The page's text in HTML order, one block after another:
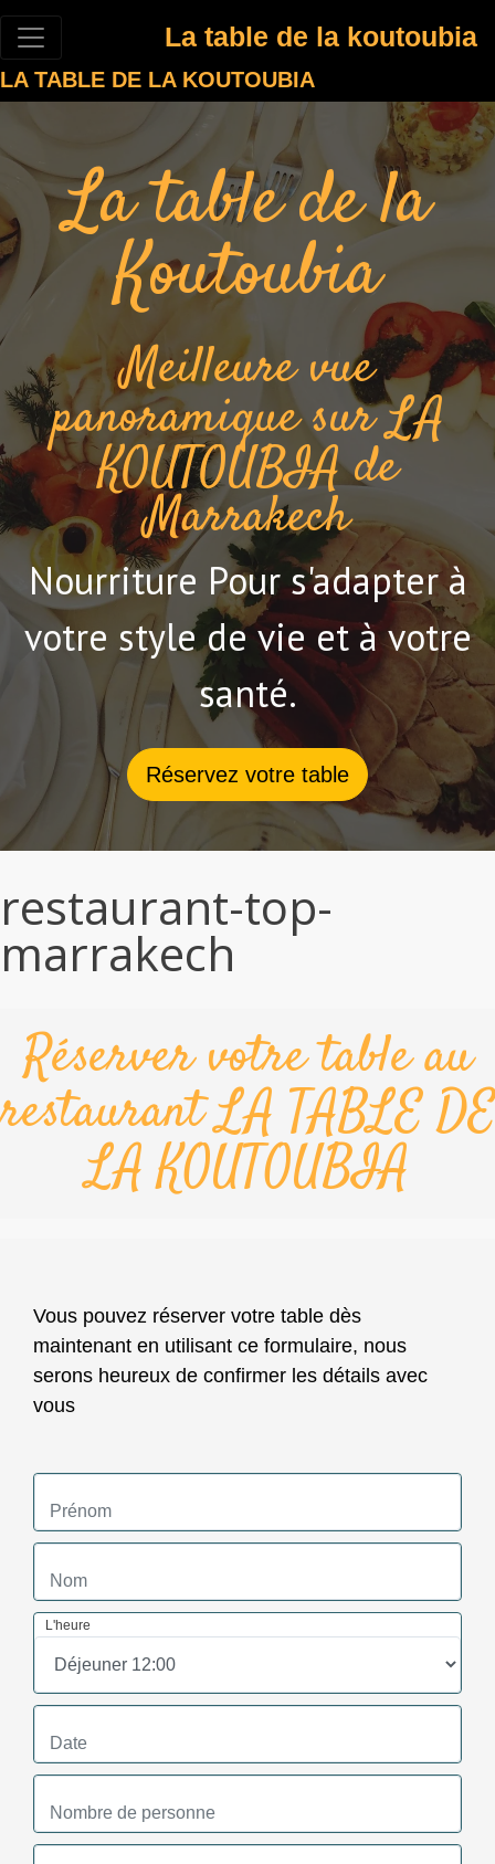
La table de la koutoubia
LA TABLE DE LA KOUTOUBIA
La table de la
Koutoubia
Meilleure vue
panoramique sur LA
KOUTOUBIA de
Marrakech
Nourriture Pour s'adapter à
votre style de vie et à votre
santé.
Réservez votre table
restaurant-top-
marrakech
Réserver votre table au
restaurant LA TABLE DE
LA KOUTOUBIA
Vous pouvez réserver votre table dès
maintenant en utilisant ce formulaire, nous
serons heureux de confirmer les détails avec
vous
L'heure